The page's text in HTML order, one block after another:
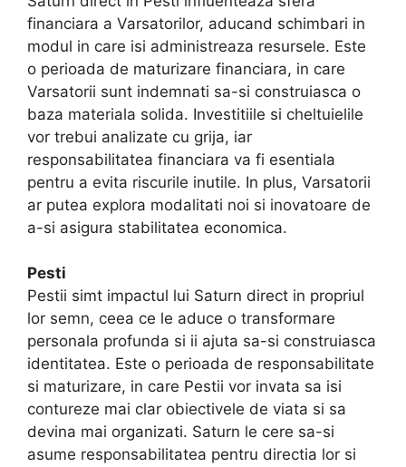
financiara a Varsatorilor, aducand schimbari in
modul in care isi administreaza resursele. Este
o perioada de maturizare financiara, in care
Varsatorii sunt indemnati sa-si construiasca o
baza materiala solida. Investitiile si cheltuielile
vor trebui analizate cu grija, iar
responsabilitatea financiara va fi esentiala
pentru a evita riscurile inutile. In plus, Varsatorii
ar putea explora modalitati noi si inovatoare de
a-si asigura stabilitatea economica.
Pesti
Pestii simt impactul lui Saturn direct in propriul
lor semn, ceea ce le aduce o transformare
personala profunda si ii ajuta sa-si construiasca
identitatea. Este o perioada de responsabilitate
si maturizare, in care Pestii vor invata sa isi
contureze mai clar obiectivele de viata si sa
devina mai organizati. Saturn le cere sa-si
asume responsabilitatea pentru directia lor si